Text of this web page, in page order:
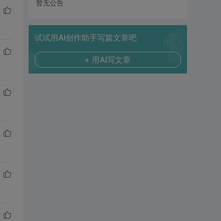
暂无公告
试试用AI创作助手写篇文章吧
+ 用AI写文章